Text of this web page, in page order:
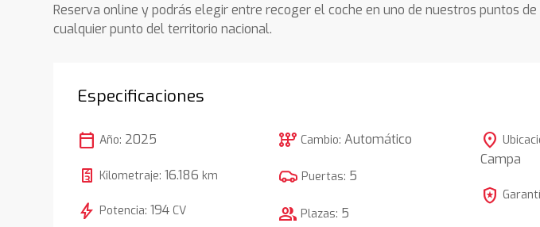
Reserva online y podrás elegir entre recoger el coche en uno de nuestros puntos
cualquier punto del territorio nacional.
Especificaciones
calendar_today Año: 2025
Kilometraje:16.186 km
bolt Potencia:194 CV
auto_transmission Cambio:Automático
Puertas: 5
group Plazas: 5
location_on
Campa
local_police